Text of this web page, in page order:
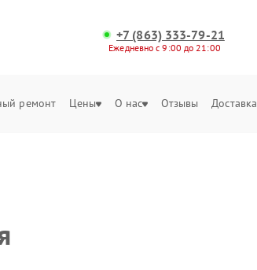
+7 (863) 333-79-21
Ежедневно с 9:00 до 21:00
ремонт Цены О нас Отзывы Доставка